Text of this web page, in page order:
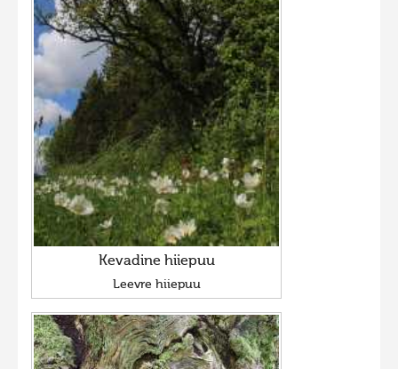
Kevadine hiiepuu
Leevre hiiepuu